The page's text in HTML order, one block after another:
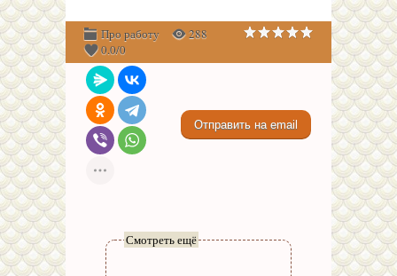
Про работу
288
0.0/0
Смотреть ещё